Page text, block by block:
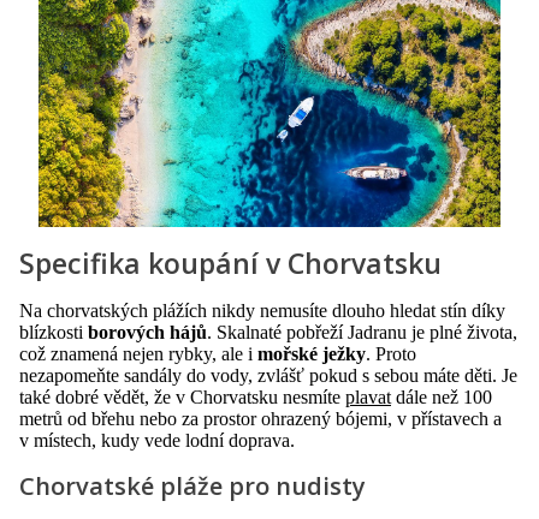
Specifika koupání v Chorvatsku
Na chorvatských plážích nikdy nemusíte dlouho hledat stín díky
blízkosti borových hájů. Skalnaté pobřeží Jadranu je plné života,
což znamená nejen rybky, ale i mořské ježky. Proto
nezapomeňte sandály do vody, zvlášť pokud s sebou máte děti. Je
také dobré vědět, že v Chorvatsku nesmíte plavat dále než 100
metrů od břehu nebo za prostor ohrazený bójemi, v přístavech a
v místech, kudy vede lodní doprava.
Chorvatské pláže pro nudisty